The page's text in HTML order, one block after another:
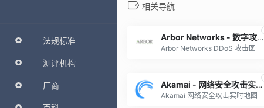
法规标准
测评机构
厂商
相关导航
Arbor Networks - 数字攻击地图
Arbor Networks DDoS 攻击图
Akamai - 网络安全攻击实时地图
Akamai 网络安全攻击实时地图